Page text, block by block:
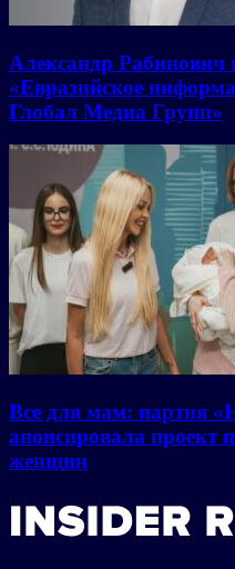
Александр Рабинович
«Евразийское
Глобал Медиа Групп»
Все для мам: партия
анонсировала проект
женщин